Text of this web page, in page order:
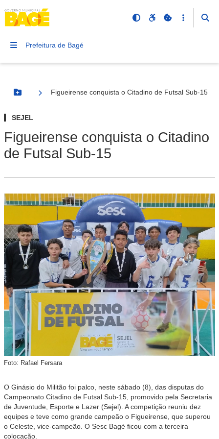
Prefeitura de Bagé
Botão Menu
Figueirense conquista o Citadino de Futsal Sub-15
SEJEL
Figueirense conquista o Citadino
de Futsal Sub-15
Foto: Rafael Fersara
O Ginásio do Militão foi palco, neste sábado (8), das disputas do
Campeonato Citadino de Futsal Sub-15, promovido pela Secretaria
de Juventude, Esporte e Lazer (Sejel). A competição reuniu dez
equipes e teve como grande campeão o Figueirense, que superou
o Celeste, vice-campeão. O Sesc Bagé ficou com a terceira
colocação.